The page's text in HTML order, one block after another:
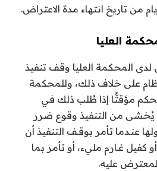
من تاريخ انتهاء مدة الاعتراض.
العليا
لدى المحكمة العليا وقف تنفيذ
على خلاف ذلك، وللمحكمة
مؤقتًّا إذا طُلب ذلك في
يُخشى من التنفيذ وقوع ضرر
عنـدما تأمر بوقـف التنفيذ أن
كفيل غـارم مليء، أو تأمر بما
عليه.